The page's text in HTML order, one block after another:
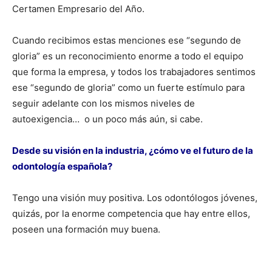
Certamen Empresario del Año.
Cuando recibimos estas menciones ese “segundo de
gloria” es un reconocimiento enorme a todo el equipo
que forma la empresa, y todos los trabajadores sentimos
ese “segundo de gloria” como un fuerte estímulo para
seguir adelante con los mismos niveles de
autoexigencia… o un poco más aún, si cabe.
Desde su visión en la industria, ¿cómo ve el futuro de la
odontología española?
Tengo una visión muy positiva. Los odontólogos jóvenes,
quizás, por la enorme competencia que hay entre ellos,
poseen una formación muy buena.